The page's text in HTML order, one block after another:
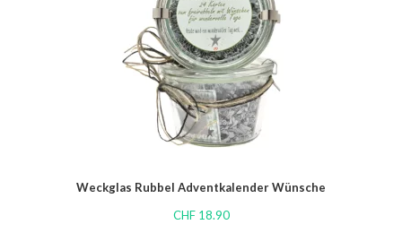
Weckglas Rubbel Adventkalender Wünsche
CHF18.90